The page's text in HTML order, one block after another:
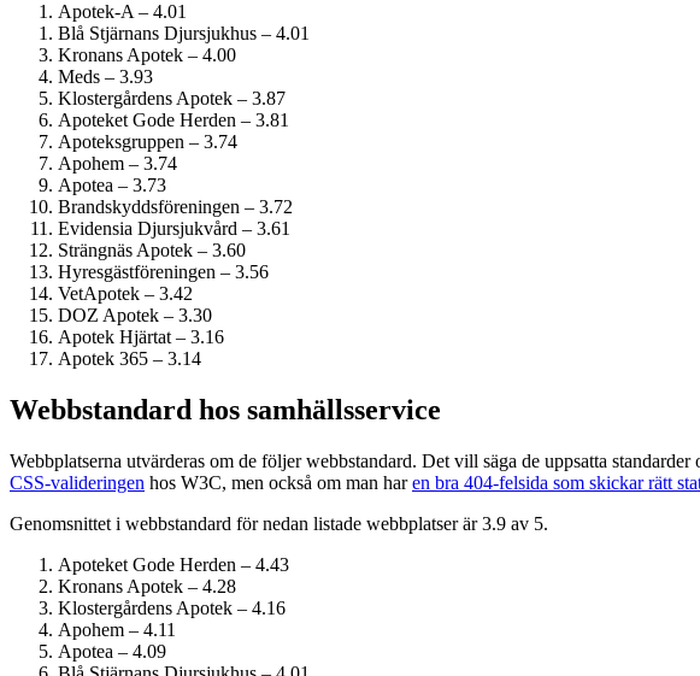
Apotek-A – 4.01
Blå Stjärnans Djursjukhus – 4.01
Kronans Apotek – 4.00
Meds – 3.93
Klostergårdens Apotek – 3.87
Apoteket Gode Herden – 3.81
Apoteksgruppen – 3.74
Apohem – 3.74
Apotea – 3.73
Brandskyddsföreningen – 3.72
Evidensia Djursjukvård – 3.61
Strängnäs Apotek – 3.60
Hyresgästföreningen – 3.56
VetApotek – 3.42
DOZ Apotek – 3.30
Apotek Hjärtat – 3.16
Apotek 365 – 3.14
Webbstandard hos samhälls­service
Webbplatserna utvärderas om de följer webbstandard. Det vill säga de uppsatta
CSS-valideringen hos W3C, men också om man haren bra 404-felsida som skickar rätt
Genomsnittet i webbstandard för nedan listade webbplatser är 3.9 av 5.
Apoteket Gode Herden – 4.43
Kronans Apotek – 4.28
Klostergårdens Apotek – 4.16
Apohem – 4.11
Apotea – 4.09